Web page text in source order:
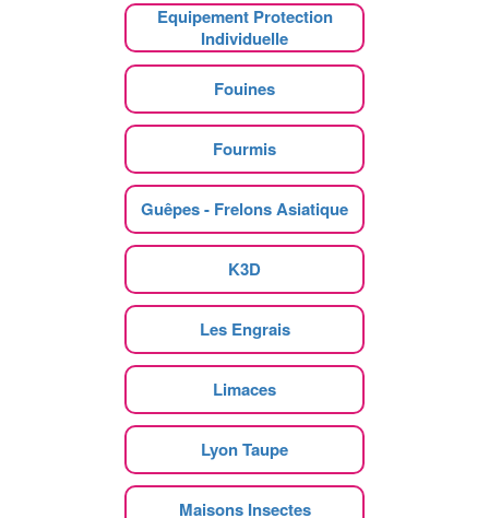
Equipement Protection
Individuelle
Fouines
Fourmis
Guêpes - Frelons Asiatique
K3D
Les Engrais
Limaces
Lyon Taupe
Maisons Insectes